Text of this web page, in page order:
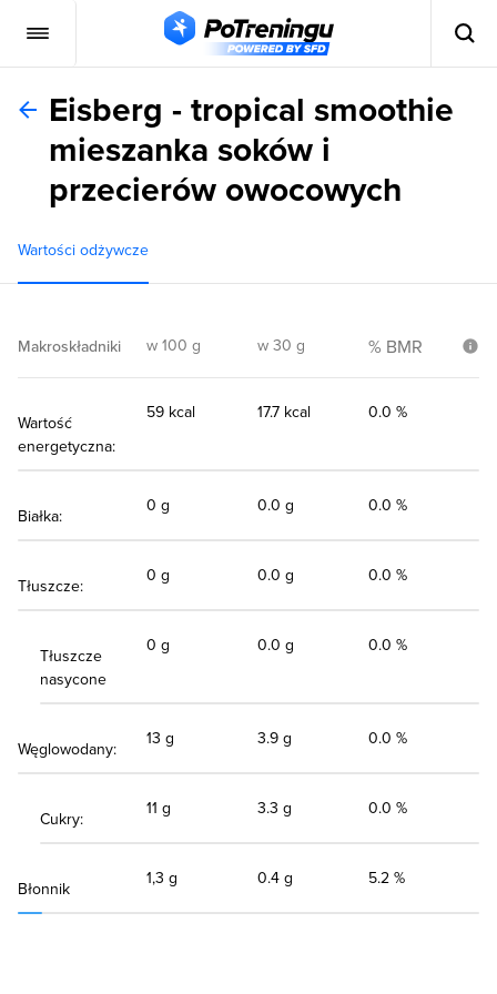
Eisberg - tropical smoothie
mieszanka soków i
przecierów owocowych
Wartości odżywcze
Makroskładniki w 100 g w 30 g % BMR
Wartość
energetyczna:
59 kcal 17.7 kcal 0.0 %
Białka:
0 g 0.0 g 0.0 %
Tłuszcze:
0 g 0.0 g 0.0 %
Tłuszcze
nasycone
0 g 0.0 g 0.0 %
Węglowodany:
13 g 3.9 g 0.0 %
Cukry:
11 g 3.3 g 0.0 %
Błonnik
1,3 g 0.4 g 5.2 %